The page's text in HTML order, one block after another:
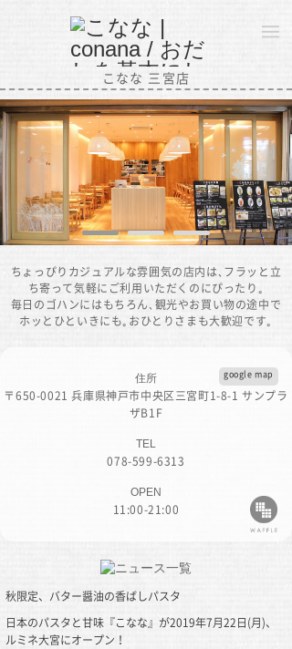
こなな 三宮店
ちょっぴりカジュアルな雰囲気の店内は､フラッと立
ち寄って気軽にご利用いただくのにぴったり｡
毎日のゴハンにはもちろん､観光やお買い物の途中で
ホッとひといきにも｡おひとりさまも大歓迎です｡
住所
〒650-0021 兵庫県神戸市中央区三宮町1-8-1 サンプラ
ザB1F
google map
TEL
078-599-6313
OPEN
11:00-21:00
秋限定、バター醤油の香ばしパスタ
日本のパスタと甘味『こなな』が2019年7月22日(月)、
ルミネ大宮にオープン！